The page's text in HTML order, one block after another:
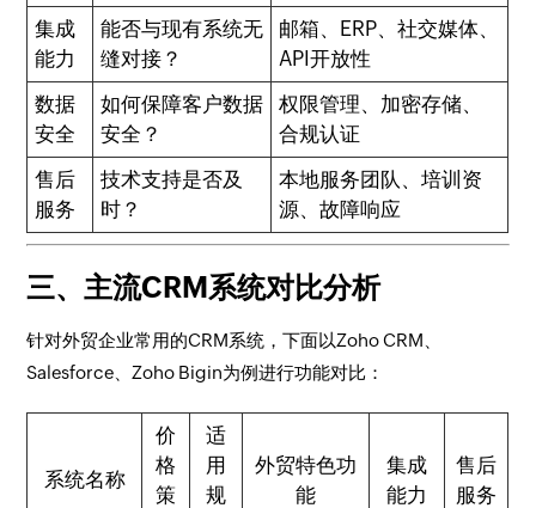
集成
能力
能否与现有系统无
缝对接？
邮箱、ERP、社交媒体、
API开放性
数据
安全
如何保障客户数据
安全？
权限管理、加密存储、
合规认证
售后
服务
技术支持是否及
时？
本地服务团队、培训资
源、故障响应
三、主流CRM系统对比分析
针对外贸企业常用的CRM系统，下面以Zoho CRM、
Salesforce、Zoho Bigin为例进行功能对比：
系统名称
价
格
策
适
用
规
外贸特色功
能
集成
能力
售后
服务